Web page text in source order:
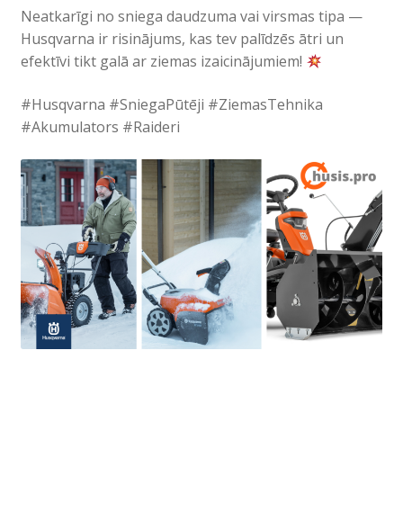
Neatkarīgi no sniega daudzuma vai virsmas tipa —
Husqvarna ir risinājums, kas tev palīdzēs ātri un
efektīvi tikt galā ar ziemas izaicinājumiem!
#Husqvarna #SniegaPūtēji #ZiemasTehnika
#Akumulators #Raideri